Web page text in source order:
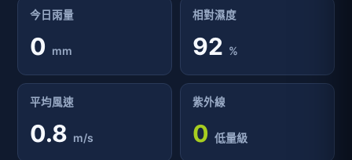
今日雨量
0 mm
相對濕度
92 %
平均風速
0.8 m/s
紫外線
0 低量級